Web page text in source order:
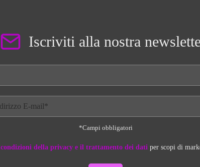
Iscriviti alla nostra
*Campi obbligatori
condizioni della privacy e il trattamento dei dati per scopi di